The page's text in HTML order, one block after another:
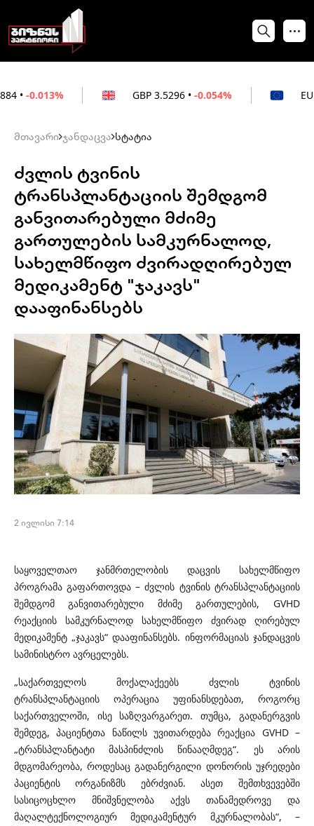
3.5296 -0.054% 3.0264
მთავარი ჯანდაცვა სტატია
ძვლის ტვინის
ტრანსპლანტაციის შემდგომ
განვითარებული მძიმე
გართულების სამკურნალოდ,
სახელმწიფო ძვირადღირებულ
მედიკამენტ "ჯაკავს"
დააფინანსებს
2 ივლისი 7:14
საყოველთაო ჯანმრთელობის დაცვის სახელმწიფო
პროგრამა გაფართოვდა – ძვლის ტვინის ტრანსპლანტაციის
შემდგომ განვითარებული მძიმე გართულების, GVHD
რეაქციის სამკურნალოდ სახელმწიფო ძვირად ღირებულ
მედიკამენტ „ჯაკავს“ დააფინანსებს. ინფორმაციას ჯანდაცვის
სამინისტრო ავრცელებს.
„საქართველოს მოქალაქეებს ძვლის ტვინის
ტრანსპლანტაციის ოპერაცია უფინანსდებათ, როგორც
საქართველოში, ისე საზღვარგარეთ. თუმცა, გადანერგვის
შემდეგ, პაციენტთა ნაწილს უვითარდება რეაქცია GVHD –
„ტრანსპლანტატი მასპინძლის წინააღმდეგ“. ეს არის
მდგომარეობა, როდესაც გადანერგილი დონორის უჯრედები
პაციენტის ორგანიზმს ებრძვიან. ასეთ შემთხვევებში
სასიცოცხლო მნიშვნელობა აქვს თანამედროვე და
მაღალტექნოლოგიურ მედიკამენტურ მკურნალობას“, –